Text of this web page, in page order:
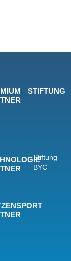
STIFTUNG
Stiftung
BYC